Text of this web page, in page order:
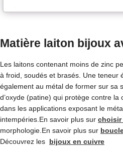
Matière laiton bijoux
Les laitons contenant moins de zinc
à froid, soudés et brasés. Une teneur
également au métal de former sur sa
d’oxyde (patine) qui protège contre
dans les applications exposant le
intempéries.En savoir plus sur choisir
morphologie.En savoir plus sur
Découvrez les bijoux en cuivre